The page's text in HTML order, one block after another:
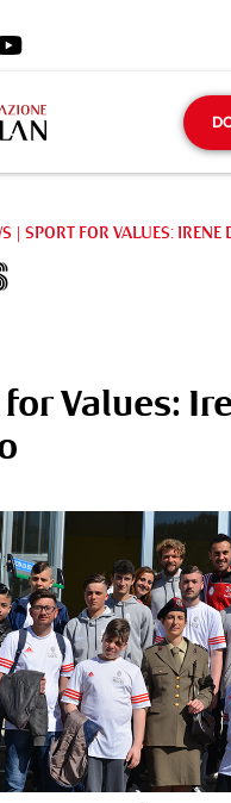
| SPORT FOR VALUES: IRENE
Values: